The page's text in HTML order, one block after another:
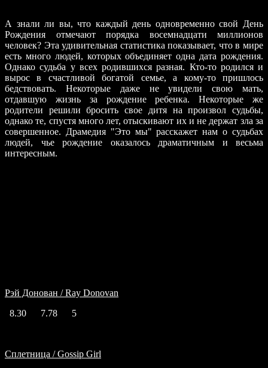
А знали ли вы, что каждый день одновременно свой День
Рождения отмечают порядка восемнадцати миллионов
человек? Эта удивительная статистика показывает, что в мире
есть много людей, которых объединяет одна дата рождения.
Однако судьба у всех родившихся разная. Кто-то родился и
вырос в счастливой богатой семье, а кому-то пришлось
бедствовать. Некоторые даже не увидели свою мать,
отдавшую жизнь за рождение ребенка. Некоторые же
родители решили бросить свое дитя на произвол судьбы,
однако те, спустя много лет, отыскивают их и не держат зла за
совершенное. Драмедия "Это мы" расскажет нам о судьбах
людей, чье рождение оказалось драматичным и весьма
интересным.
Рэй Донован / Ray Donovan
8.30
7.78 5
Сплетница / Gossip Girl